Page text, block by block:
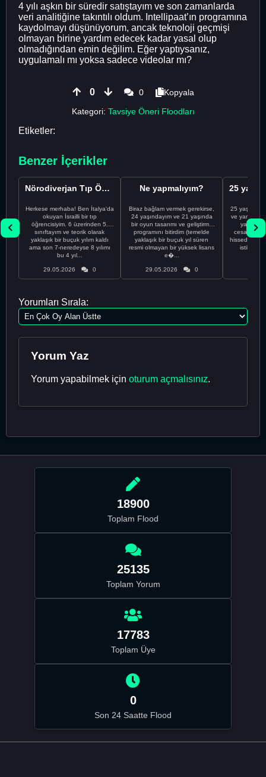
4 yılı aşkın bir süredir satıştayım ve son zamanlarda
veri analitiğine takıntılı oldum. Intellipaat’ın programına
kaydolmayı düşünüyorum, ancak teknoloji geçmişi
olmayan birine yardım edecek kadar yasal olup
olmadığından emin değilim. Eğer yaptıysanız,
uygulamalı mı yoksa sadece videolar mı?
0 0
Kopyala
Kategori: Tavsiye Öneri Floodları
Etiketler:
Benzer İçerikler
Nörodiverjan Tıp Öğrencisi Yeni Bir Yol Arıyor
Herkese merhaba! Ben İtalya'da
okuyan İsrailli bir tıp
öğrencisiyim. 6 üzerinden 5.
sınıftayım ve teorik olarak
yaklaşık bir buçuk yılım kaldı
ama son 7-neredeyse 8 yılımı
bu 4 yıl...
29.05.2026 0
Ne yapmalıyım?
Biraz bağlam vermek gerekirse,
24 yaşındayım ve 21 yaşında
bir oyun tasarımı ve geliştirme
programını bitirdim (temelde
yaklaşık bir buçuk yıl süren
resmi olmayan bir yüksek lisans
e�...
29.05.2026 0
25
ve yanlış
cesaretimin
Yorumları Sırala:
Yorum Yaz
Yorum yapabilmek için oturum açmalısınız.
18900
Toplam Flood
25135
Toplam Yorum
17783
Toplam Üye
0
Son 24 Saatte Flood